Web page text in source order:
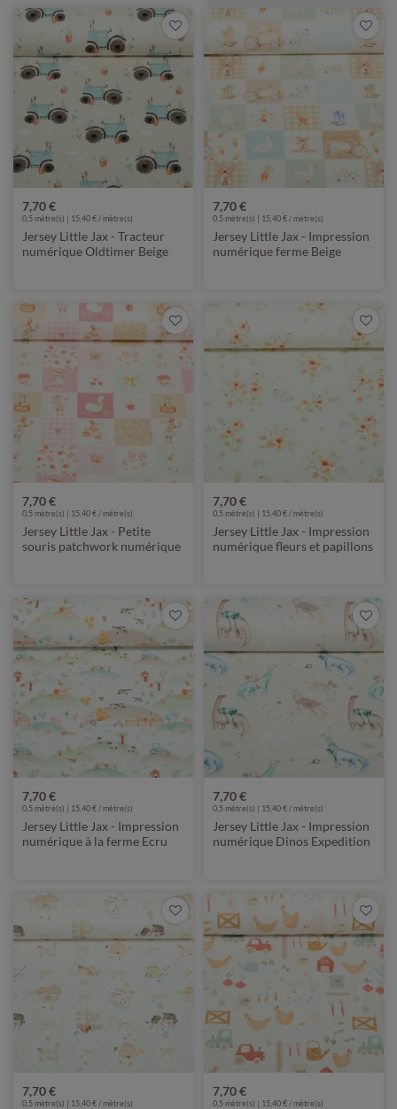
7,70 €
0,5 mètre(s) | 15,40 € / mètre(s)
Jersey Little Jax - Tracteur
numérique Oldtimer Beige
7,70 €
0,5 mètre(s) | 15,40 € / mètre(s)
Jersey Little Jax - Impression
numérique ferme Beige
7,70 €
0,5 mètre(s) | 15,40 € / mètre(s)
Jersey Little Jax - Petite
souris patchwork numérique
7,70 €
0,5 mètre(s) | 15,40 € / mètre(s)
Jersey Little Jax - Impression
numérique fleurs et papillons
7,70 €
0,5 mètre(s) | 15,40 € / mètre(s)
Jersey Little Jax - Impression
numérique à la ferme Ecru
7,70 €
0,5 mètre(s) | 15,40 € / mètre(s)
Jersey Little Jax - Impression
numérique Dinos Expedition
7,70 €
0,5 mètre(s) | 15,40 € / mètre(s)
7,70 €
0,5 mètre(s) | 15,40 € / mètre(s)